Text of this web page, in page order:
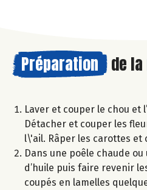
Préparation de la
Laver et couper le chou et
Détacher et couper les
l\'ail. Râper les carottes et
Dans une poêle chaude ou
d’huile puis faire revenir
coupés en lamelles